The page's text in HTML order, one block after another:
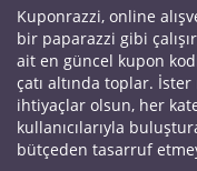
Kuponrazzi, online
bir paparazzi gibi
ait en güncel kupon
çatı altında toplar.
ihtiyaçlar olsun, her
kullanıcılarıyla
bütçeden tasarruf